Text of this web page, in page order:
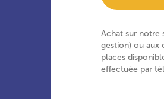
Achat sur notre
gestion) ou aux
places
effectuée par